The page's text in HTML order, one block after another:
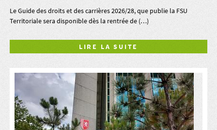
Le Guide des droits et des carrières 2026/28, que publie la FSU
Territoriale sera disponible dès la rentrée de (…)
LIRE LA SUITE